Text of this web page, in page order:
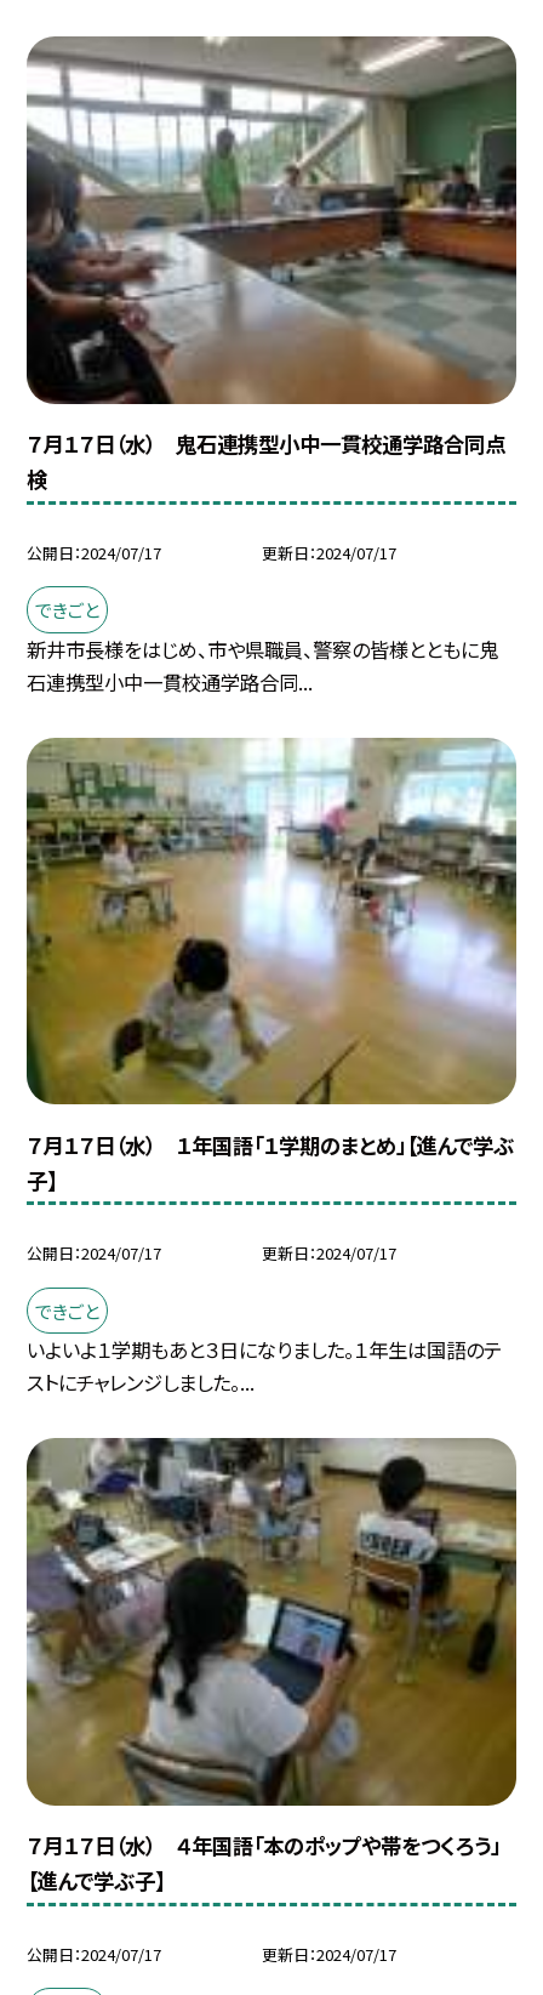
７月１７日（水） 鬼石連携型小中一貫校通学路合同点
検
公開日 2024/07/17 更新日 2024/07/17
できごと
新井市長様をはじめ、市や県職員、警察の皆様とともに鬼
石連携型小中一貫校通学路合同...
７月１７日（水） １年国語「１学期のまとめ」【進んで学ぶ
子】
公開日 2024/07/17 更新日 2024/07/17
できごと
いよいよ１学期もあと３日になりました。１年生は国語のテ
ストにチャレンジしました。...
７月１７日（水） ４年国語「本のポップや帯をつくろう」
【進んで学ぶ子】
公開日 2024/07/17 更新日 2024/07/17